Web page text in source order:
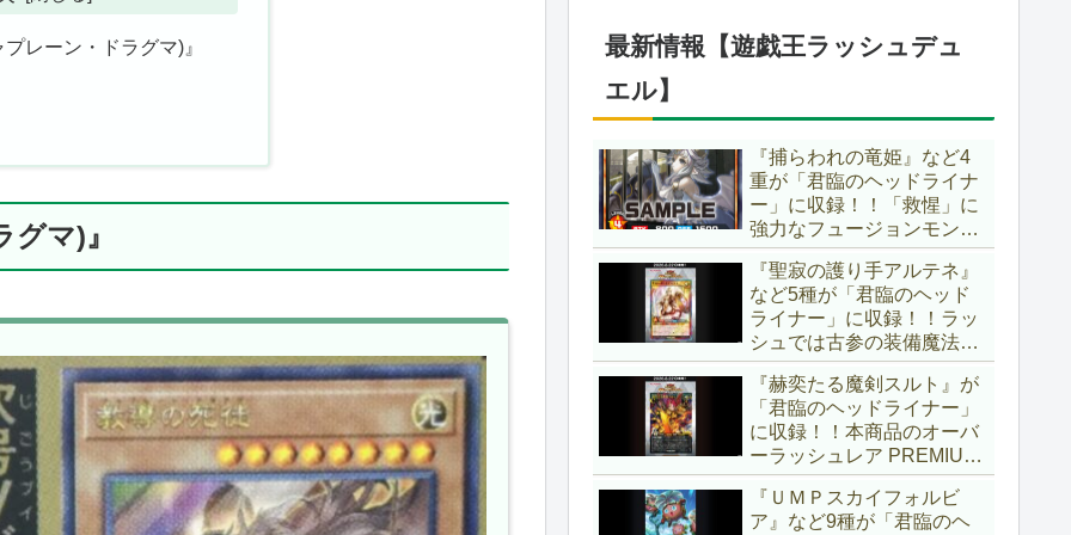
レーン・ドラグマ)』
マ)』
今回は前回以上に個性派揃
いとなりましたね～。【遊
最新情報【遊戯王ラッシュデュ
エル】
『捕らわれの竜姫』など4
重が「君臨のヘッドライナ
ー」に収録！！「救惺」に
強力なフュージョンモンス
ターとサポーターが登
場！！性能の高さはもちろ
ん、イラストから推察され
る背景ストーリーも興味深
い……。【遊戯王ラッシュ
デュエル】
『聖寂の護り手アルテネ』
など5種が「君臨のヘッド
ライナー」に収録！！ラッ
シュでは古参の装備魔法
『アルテネの加護』がテー
マ化！！3種のユニオンが
存在し、天使族では汎用的
なサポーターとなります
ね！！【遊戯王ラッシュデ
ュエル】
『赫奕たる魔剣スルト』が
「君臨のヘッドライナー」
に収録！！本商品のオーバ
ーラッシュレア PREMIUM
BLACK Ver.枠！！初の下級
モンスターで、「ヘルシ
ィ」と相性抜群なバウンス
『ＵＭＰスカイフォルビ
ア』など9種が「君臨のヘ